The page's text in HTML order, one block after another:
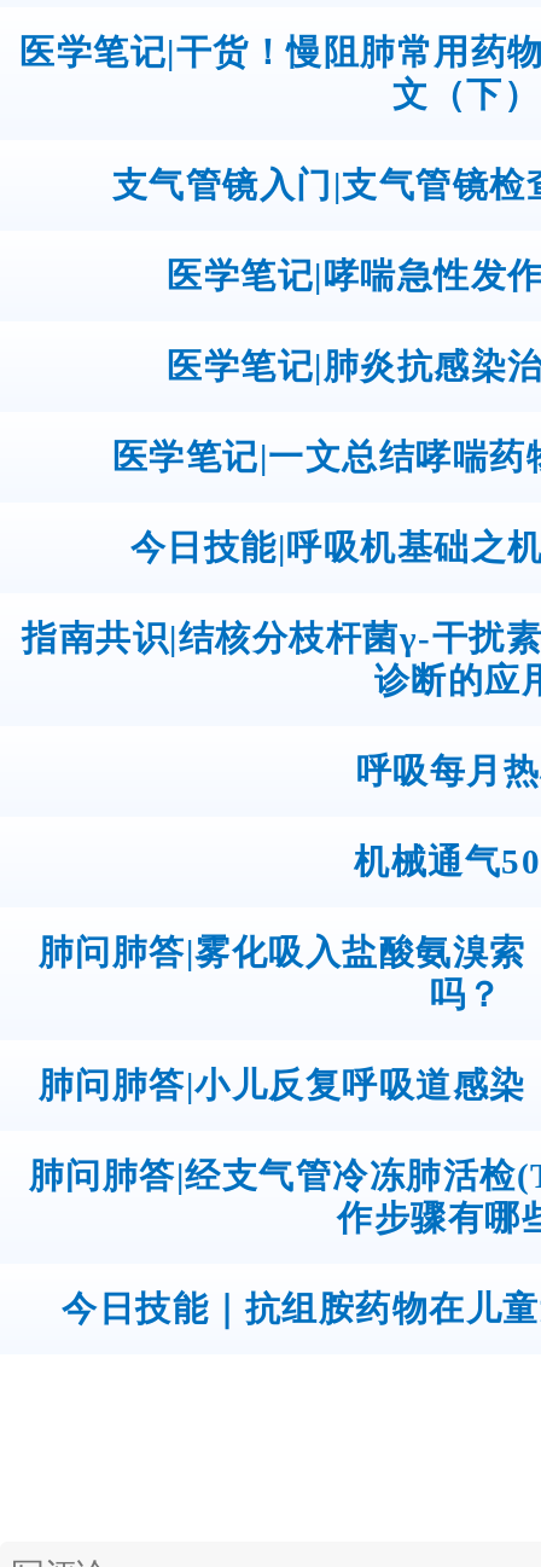
医学笔记|干货！慢阻肺常用药
文（下）
支气管镜入门|支气管镜检
医学笔记|哮喘急性发
医学笔记|肺炎抗感染
医学笔记|一文总结哮喘
今日技能|呼吸机基础之
指南共识|结核分枝杆菌γ-干扰
诊断的应
呼吸每月
机械通气
肺问肺答|雾化吸入盐酸氨溴
吗？
肺问肺答|小儿反复呼吸道感
肺问肺答|经支气管冷冻肺活检
作步骤有哪
今日技能｜抗组胺药物在儿